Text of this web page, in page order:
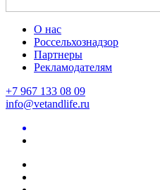
О нас
Россельхознадзор
Партнеры
Рекламодателям
+7 967 133 08 09
info@vetandlife.ru